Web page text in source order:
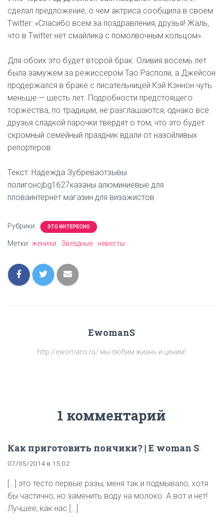
сделал предложение, о чем актриса сообщила в своем
Twitter: «Спасибо всем за поздравления, друзья! Жаль,
что в Twitter нет смайлика с помолвочным кольцом».
Для обоих это будет второй брак. Оливия восемь лет
была замужем за режиссером Тао Располи, а Джейсон
продержался в браке с писательницей Кэй Кэннон чуть
меньше — шесть лет. Подробности предстоящего
торжества, по традиции, не разглашаются, однако все
друзья сладкой парочки твердят о том, что это будет
скромный семейный праздник вдали от назойливых
репортеров.
Текст: Надежда Зубреваотзывы
полигонcjbg1627казаны алюминиевые для
пловаинтернет магазин для визажистов
Рубрики: ЭТО ИНТЕРЕСНО
Метки: женихи Звездные невесты
EwomanS
http://ewomans.ru/ мы любим жизнь и ценим!
1 комментарий
Как приготовить пончики? | E woman S ·
07/05/2014 в 15:02
[…] это тесто первые разы, меня так и подмывало, хотя
бы частично, но заменить воду на молоко. А вот и нет!
Лучшее, как нас […]